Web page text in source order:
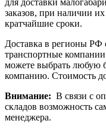
заказов, при наличии
кратчайшие сроки.
Доставка в регионы РФ
транспортные
можете выбрать
компанию. Стоимость
Внимание: В связи с
складов возможность
менеджера.